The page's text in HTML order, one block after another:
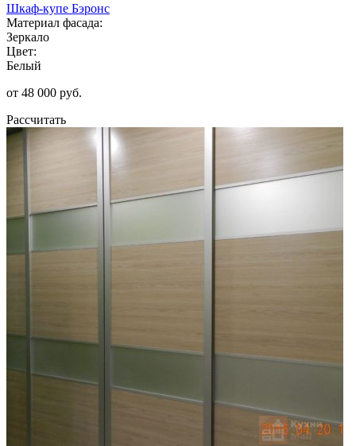
Шкаф-купе Бэронс
Материал фасада:
Зеркало
Цвет:
Белый
от 48 000 руб.
Рассчитать